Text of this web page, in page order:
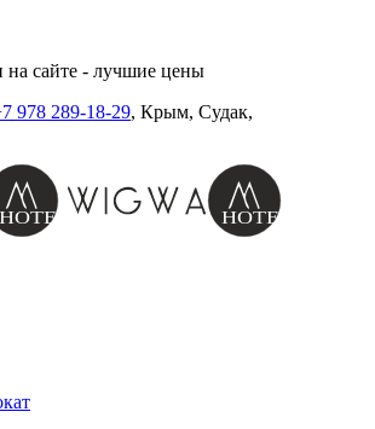
сайте - лучшие цены
978 289-18-29, Крым, Судак,